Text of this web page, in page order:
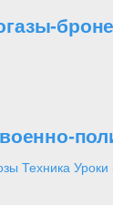
Техника Уроки